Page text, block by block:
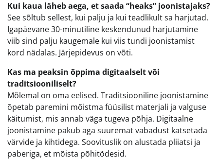
Kui kaua läheb aega, et saada “heaks” joonistajaks?
See sõltub sellest, kui palju ja kui teadlikult sa harjutad.
Igapäevane 30-minutiline keskendunud harjutamine
viib sind palju kaugemale kui viis tundi joonistamist
kord nädalas. Järjepidevus on võti.
Kas ma peaksin õppima digitaalselt või
traditsiooniliselt?
Mõlemal on oma eelised. Traditsiooniline joonistamine
õpetab paremini mõistma füüsilist materjali ja valguse
käitumist, mis annab väga tugeva põhja. Digitaalne
joonistamine pakub aga suuremat vabadust katsetada
värvide ja kihtidega. Soovituslik on alustada pliiatsi ja
paberiga, et mõista põhitõdesid.